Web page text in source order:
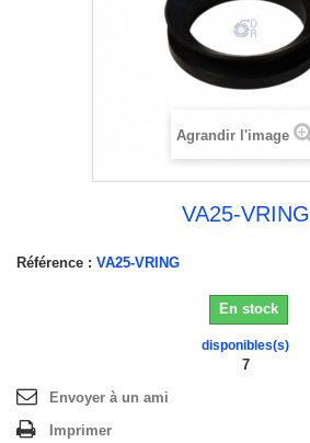
Agrandir l'image
VA25-VRING
Référence : VA25-VRING
En stock
disponibles(s)
7
Envoyer à un ami
Imprimer